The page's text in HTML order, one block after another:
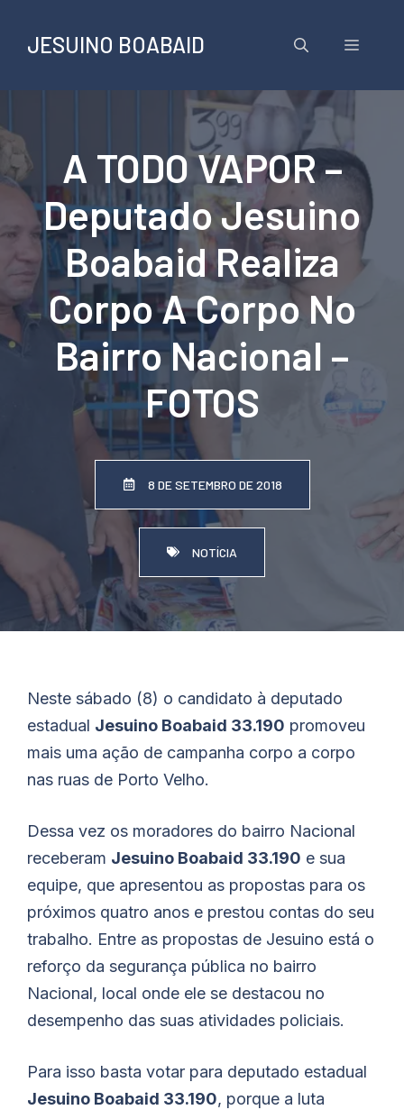
JESUINO BOABAID Menu
A TODO VAPOR –
Deputado Jesuino
Boabaid Realiza
Corpo A Corpo No
Bairro Nacional –
FOTOS
8 DE SETEMBRO DE 2018
NOTÍCIA
Neste sábado (8) o candidato à deputado
estadual Jesuino Boabaid 33.190 promoveu
mais uma ação de campanha corpo a corpo
nas ruas de Porto Velho.
Dessa vez os moradores do bairro Nacional
receberam Jesuino Boabaid 33.190 e sua
equipe, que apresentou as propostas para os
próximos quatro anos e prestou contas do seu
trabalho. Entre as propostas de Jesuino está o
reforço da segurança pública no bairro
Nacional, local onde ele se destacou no
desempenho das suas atividades policiais.
Para isso basta votar para deputado estadual
Jesuino Boabaid 33.190, porque a luta